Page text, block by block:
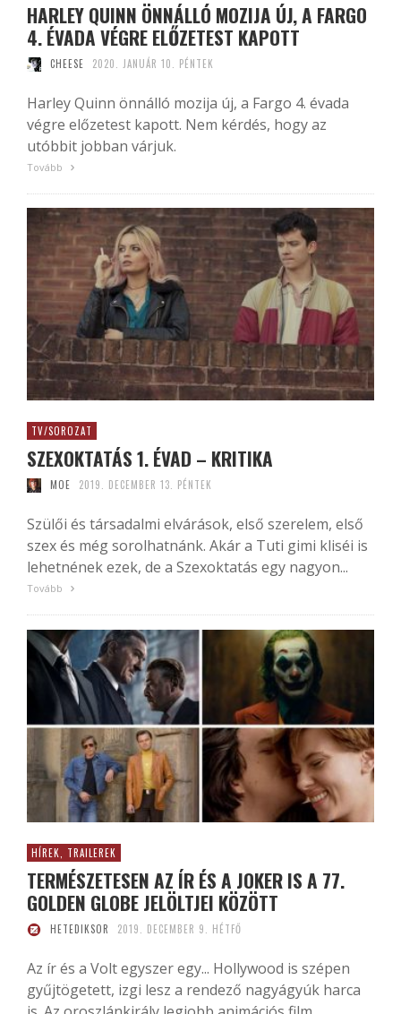
HARLEY QUINN ÖNNÁLLÓ MOZIJA ÚJ, A FARGO
4. ÉVADA VÉGRE ELŐZETEST KAPOTT
CHEESE 2020. JANUÁR 10. PÉNTEK
Harley Quinn önnálló mozija új, a Fargo 4. évada
végre előzetest kapott. Nem kérdés, hogy az
utóbbit jobban várjuk.
Tovább
TV/SOROZAT
SZEXOKTATÁS 1. ÉVAD – KRITIKA
MOE 2019. DECEMBER 13. PÉNTEK
Szülői és társadalmi elvárások, első szerelem, első
szex és még sorolhatnánk. Akár a Tuti gimi kliséi is
lehetnének ezek, de a Szexoktatás egy nagyon...
Tovább
HÍREK, TRAILEREK
TERMÉSZETESEN AZ ÍR ÉS A JOKER IS A 77.
GOLDEN GLOBE JELÖLTJEI KÖZÖTT
HETEDIKSOR 2019. DECEMBER 9. HÉTFŐ
Az ír és a Volt egyszer egy... Hollywood is szépen
gyűjtögetett, izgi lesz a rendező nagyágyúk harca